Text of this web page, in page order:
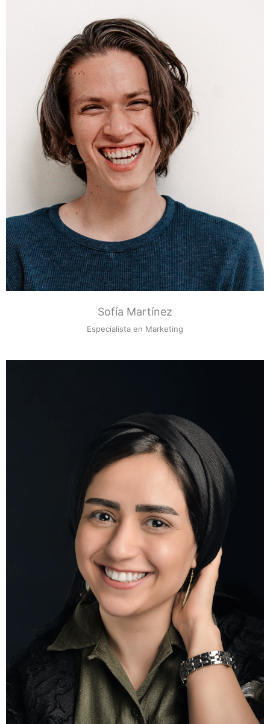
Sofía Martínez
Especialista en Marketing